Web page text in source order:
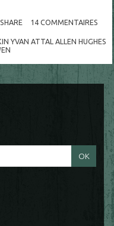
SHARE 14 COMMENTAIRES
YVAN ATTAL ALLEN HUGHES